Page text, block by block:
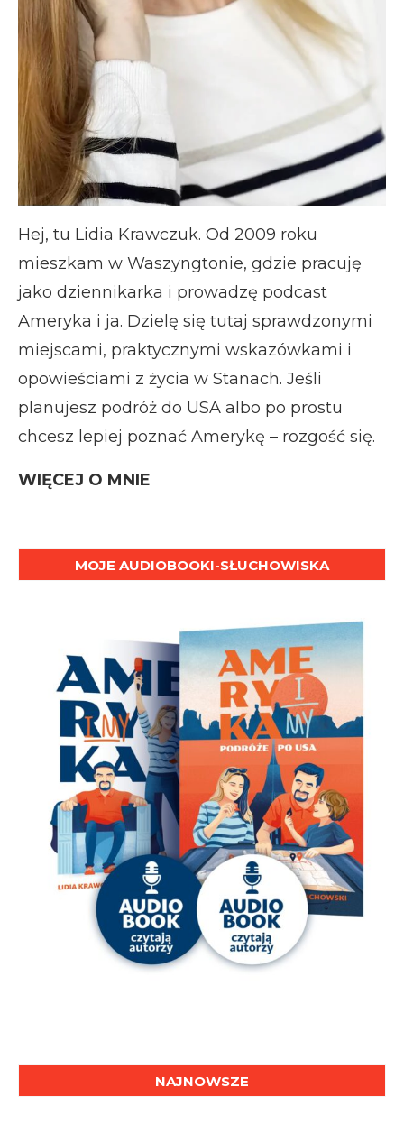
Hej, tu Lidia Krawczuk. Od 2009 roku
mieszkam w Waszyngtonie, gdzie pracuję
jako dziennikarka i prowadzę podcast
Ameryka i ja. Dzielę się tutaj sprawdzonymi
miejscami, praktycznymi wskazówkami i
opowieściami z życia w Stanach. Jeśli
planujesz podróż do USA albo po prostu
chcesz lepiej poznać Amerykę – rozgość się.
WIĘCEJ O MNIE
MOJE AUDIOBOOKI-SŁUCHOWISKA
NAJNOWSZE